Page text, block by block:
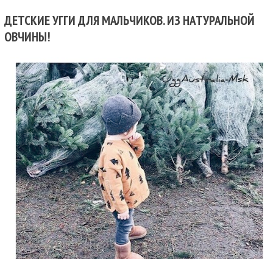
ДЕТСКИЕ УГГИ ДЛЯ МАЛЬЧИКОВ. ИЗ НАТУРАЛЬНОЙ
ОВЧИНЫ!